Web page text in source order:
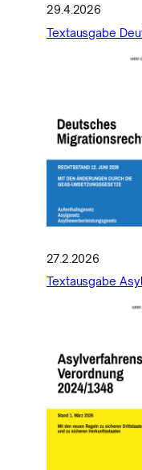
29.4.2026
Textausgabe
27.2.2026
Textausgabe